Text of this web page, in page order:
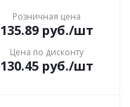
Розничная цена
135.89руб./шт
Цена по дисконту
130.45руб./шт